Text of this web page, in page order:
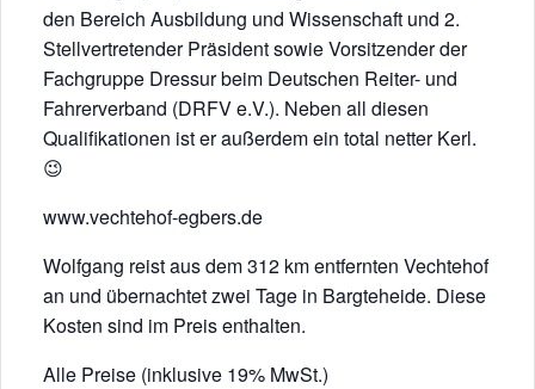
den Bereich Ausbildung und Wissenschaft und 2.
Stellvertretender Präsident sowie Vorsitzender der
Fachgruppe Dressur beim Deutschen Reiter- und
Fahrerverband (DRFV e.V.). Neben all diesen
Qualifikationen ist er außerdem ein total netter Kerl.
😉
www.vechtehof-egbers.de
Wolfgang reist aus dem 312 km entfernten Vechtehof
an und übernachtet zwei Tage in Bargteheide. Diese
Kosten sind im Preis enthalten.
Alle Preise (inklusive 19% MwSt.)